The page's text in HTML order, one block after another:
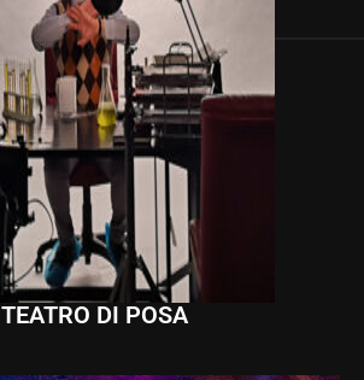
TEATRO DI POSA